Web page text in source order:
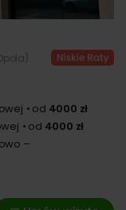
od 4000 zł
od 4000 zł
–